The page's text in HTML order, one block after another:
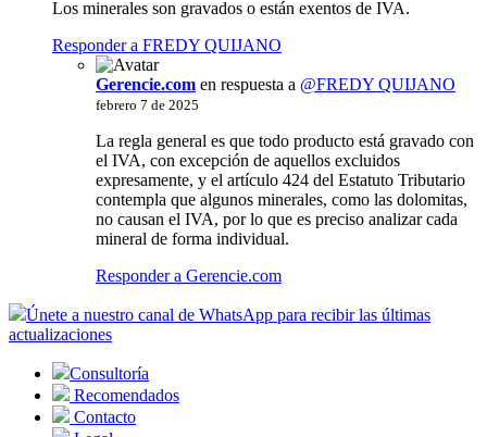
Los minerales son gravados o están exentos de IVA.
Responder a FREDY QUIJANO
Gerencie.com en respuesta a @FREDY QUIJANO
febrero 7 de 2025
La regla general es que todo producto está gravado con
el IVA, con excepción de aquellos excluidos
expresamente, y el artículo 424 del Estatuto Tributario
contempla que algunos minerales, como las dolomitas,
no causan el IVA, por lo que es preciso analizar cada
mineral de forma individual.
Responder a Gerencie.com
Únete a nuestro canal de WhatsApp para recibir las últimas
actualizaciones
Consultoría
Recomendados
Contacto